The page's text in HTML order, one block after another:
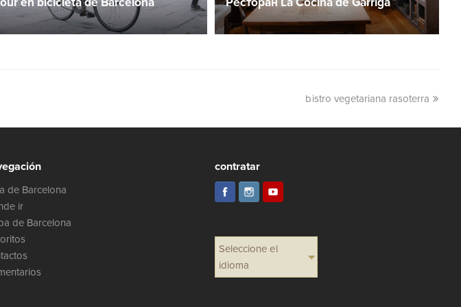
bistro vegetariana rasoterra
de Barcelona
ir
de Barcelona
contratar
Seleccione el
idioma